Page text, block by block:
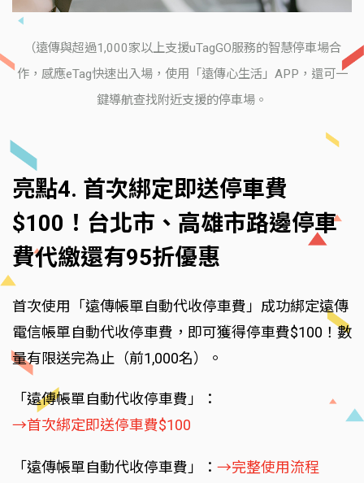
（遠傳與超過1,000家以上支援uTagGO服務的智慧停車場合
作，感應eTag快速出入場，使用「遠傳心生活」APP，還可一
鍵導航查找附近支援的停車場。
亮點4. 首次綁定即送停車費
$100！台北市、高雄市路邊停車
費代繳還有95折優惠
首次使用「遠傳帳單自動代收停車費」成功綁定遠傳
電信帳單自動代收停車費，即可獲得停車費$100！數
量有限送完為止（前1,000名）。
「遠傳帳單自動代收停車費」：
→首次綁定即送停車費$100
「遠傳帳單自動代收停車費」： →完整使用流程